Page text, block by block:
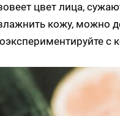
цвет лица,
кожу, можно